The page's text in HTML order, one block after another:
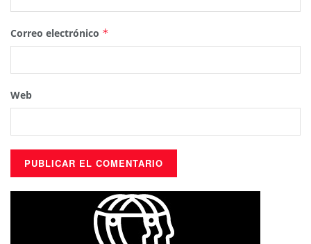
Correo electrónico *
Web